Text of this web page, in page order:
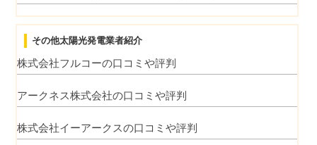
その他太陽光発電業者紹介
株式会社フルコーの口コミや評判
アークネス株式会社の口コミや評判
株式会社イーアークスの口コミや評判